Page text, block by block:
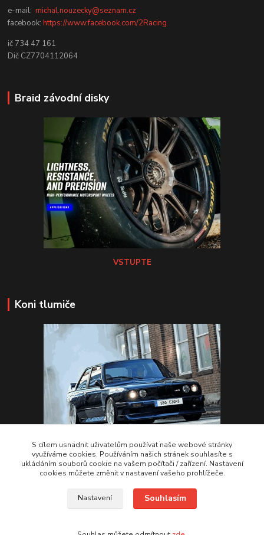
e-mail:michal.nouzecky@seznam.cz
facebook:https://www.facebook.com/2Racing
ič 734 47 161
Dič CZ7704112064
Braid závodní disky
VSTUPTE
Koni tlumiče
VSTUPTE Koni tlumiče
by 2Racing.cz 2012-2026
S cílem usnadnit uživatelům používat naše webové stránky
využíváme cookies. Používáním našich stránek souhlasíte s
ukládáním souborů cookie na vašem počítači / zařízení. Nastavení
cookies můžete změnit v nastavení vašeho prohlížeče.
Nastavení Souhlasím